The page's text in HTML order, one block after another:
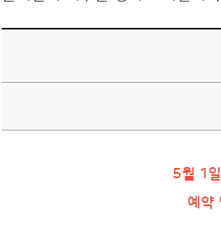
5월 1
예약